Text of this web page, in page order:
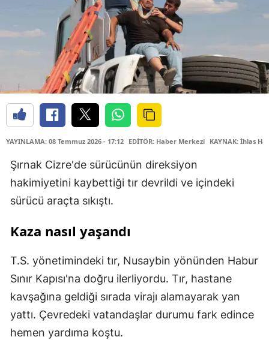
YAYINLAMA: 08 Temmuz 2026 - 17:12 EDİTÖR: Haber Merkezi KAYNAK: İhlas
Şırnak Cizre'de sürücünün direksiyon
hakimiyetini kaybettiği tır devrildi ve içindeki
sürücü araçta sıkıştı.
Kaza nasıl yaşandı
T.S. yönetimindeki tır, Nusaybin yönünden Habur
Sınır Kapısı'na doğru ilerliyordu. Tır, hastane
kavşağına geldiği sırada virajı alamayarak yan
yattı. Çevredeki vatandaşlar durumu fark edince
hemen yardıma koştu.